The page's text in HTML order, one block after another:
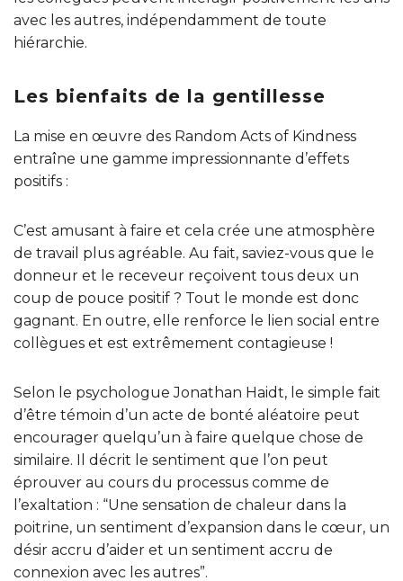
avec les autres, indépendamment de toute
hiérarchie.
Les bienfaits de la gentillesse
La mise en œuvre des Random Acts of Kindness
entraîne une gamme impressionnante d’effets
positifs :
C’est amusant à faire et cela crée une atmosphère
de travail plus agréable. Au fait, saviez-vous que le
donneur et le receveur reçoivent tous deux un
coup de pouce positif ? Tout le monde est donc
gagnant. En outre, elle renforce le lien social entre
collègues et est extrêmement contagieuse !
Selon le psychologue Jonathan Haidt, le simple fait
d’être témoin d’un acte de bonté aléatoire peut
encourager quelqu’un à faire quelque chose de
similaire. Il décrit le sentiment que l’on peut
éprouver au cours du processus comme de
l’exaltation : “Une sensation de chaleur dans la
poitrine, un sentiment d’expansion dans le cœur, un
désir accru d’aider et un sentiment accru de
connexion avec les autres”.